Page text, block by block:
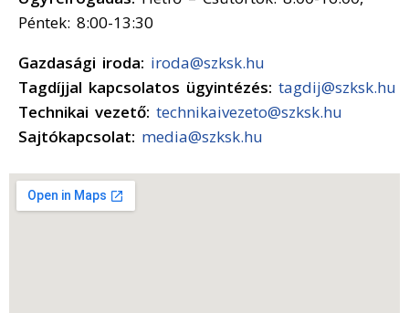
Péntek: 8:00-13:30
Gazdasági iroda: iroda@szksk.hu
Tagdíjjal kapcsolatos ügyintézés: tagdij@szksk.hu
Technikai vezető: technikaivezeto@szksk.hu
Sajtókapcsolat: media@szksk.hu